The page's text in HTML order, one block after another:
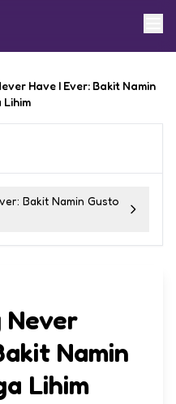
Have I Ever: Bakit Namin
Lihim
Bakit Namin Gusto
Never
Namin
Lihim